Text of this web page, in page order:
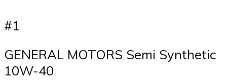
#1
GENERAL MOTORS Semi Synthetic
10W-40